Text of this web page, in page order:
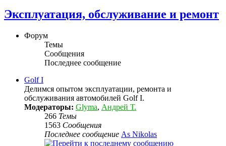
Эксплуатация, обслуживание и ремонт
Форум
Темы
Сообщения
Последнее сообщение
Golf I
Делимся опытом эксплуатации, ремонта и
обслуживания автомобилей Golf I.
Модераторы: Glyma, Андрей Т.
266 Темы
1563 Сообщения
Последнее сообщение As Nikolas